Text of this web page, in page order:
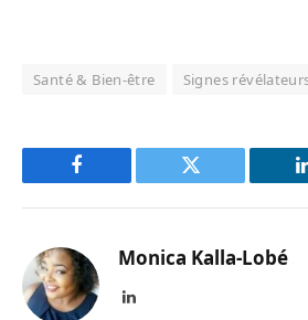
Santé & Bien-être Signes
Facebook Twitter
Monica Kalla-Lobé
LinkedIn